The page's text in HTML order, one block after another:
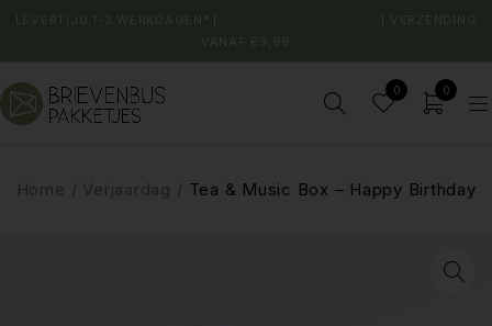
LEVERTIJD 1-3 WERKDAGEN* |
| VERZENDING
VANAF €3,99
0 0
Home / Verjaardag / Tea & Music Box – Happy Birthday